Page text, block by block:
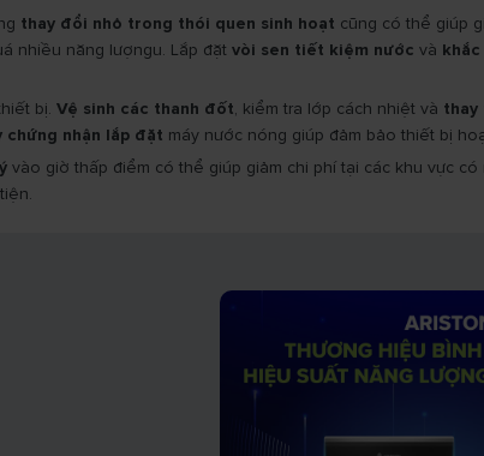
thay đổi nhỏ trong thói quen sinh hoạt cũng có thể giúp
nhiều năng lượngu. Lắp đặt vòi sen tiết kiệm nước và
bị. Vệ sinh các thanh đốt, kiểm tra lớp cách nhiệt và thay
nhận lắp đặt máy nước nóng giúp đảm bảo thiết bị
vào giờ thấp điểm có thể giúp giảm chi phí tại các khu vực